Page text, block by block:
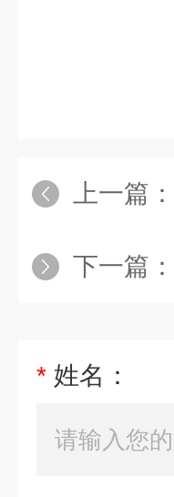
上一篇：
下一篇：
* 姓名：